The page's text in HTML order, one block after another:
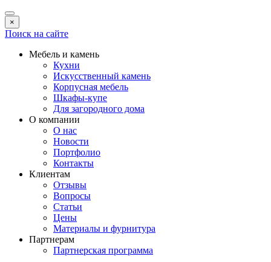
×
Поиск на сайте
Мебель и камень
Кухни
Искусственный камень
Корпусная мебель
Шкафы-купе
Для загородного дома
О компании
О нас
Новости
Портфолио
Контакты
Клиентам
Отзывы
Вопросы
Статьи
Цены
Материалы и фурнитура
Партнерам
Партнерская программа